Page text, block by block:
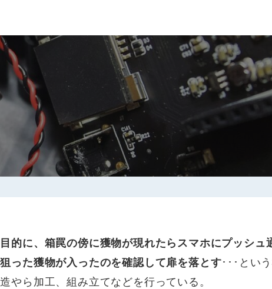
的に、箱罠の傍に獲物が現れたらスマホにプッシュ
った獲物が入ったのを確認して扉を落とす･･･とい
やら加工、組み立てなどを行っている。